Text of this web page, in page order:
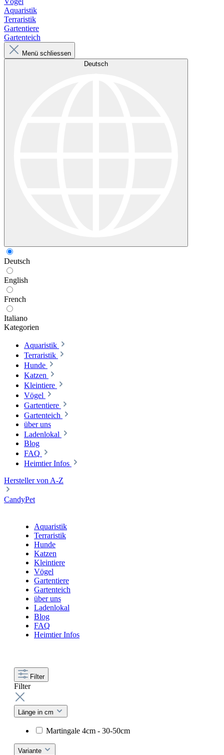
Aquaristik
Terraristik
Gartentiere
Gartenteich
Menü schliessen
Deutsch
Deutsch
English
French
Italiano
Kategorien
Aquaristik
Terraristik
Hunde
Katzen
Kleintiere
Vögel
Gartentiere
Gartenteich
über uns
Ladenlokal
Blog
FAQ
Heimtier Infos
Hersteller von A-Z
CandyPet
Aquaristik
Terraristik
Hunde
Katzen
Kleintiere
Vögel
Gartentiere
Gartenteich
über uns
Ladenlokal
Blog
FAQ
Heimtier Infos
Filter
Filter
Länge in cm
Martingale 4cm - 30-50cm
Variante